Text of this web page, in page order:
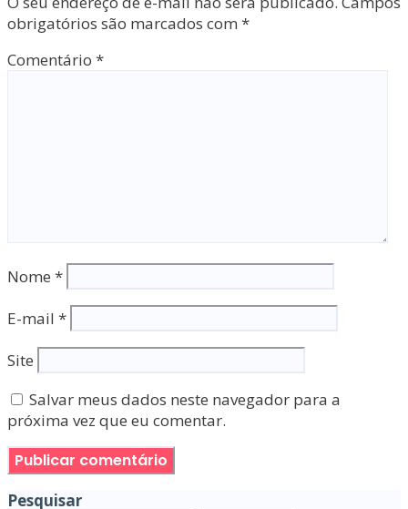
obrigatórios são marcados com *
Comentário *
Nome *
E-mail *
Site
Salvar meus dados neste navegador para a
próxima vez que eu comentar.
Pesquisar